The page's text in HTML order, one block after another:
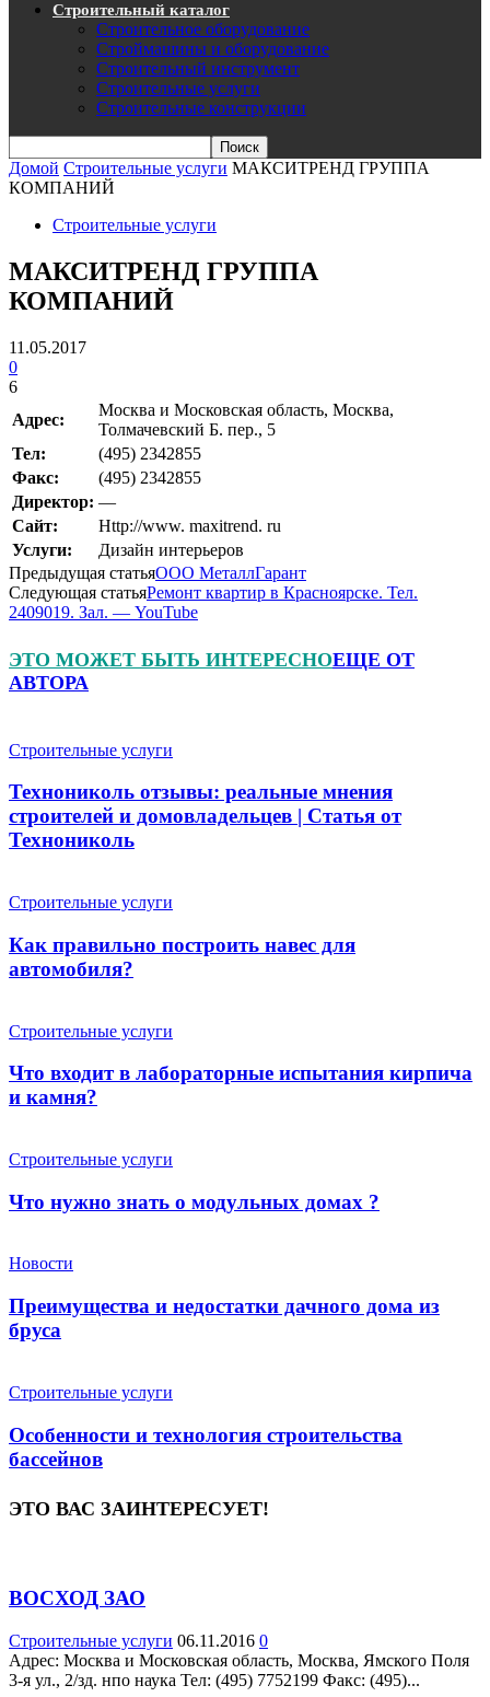
Строительный каталог
Строительное оборудование
Строймашины и оборудование
Строительный инструмент
Строительные услуги
Строительные конструкции
Домой Строительные услуги МАКСИТРЕНД ГРУППА
КОМПАНИЙ
Строительные услуги
МАКСИТРЕНД ГРУППА
КОМПАНИЙ
11.05.2017
0
6
Адрес:
Москва и Московская область, Москва,
Толмачевский Б. пер., 5
Teл:
(495) 2342855
Факс:
(495) 2342855
Директор: —
Сайт:
Http://www. maxitrend. ru
Услуги:
Дизайн интерьеров
Предыдущая статьяООО МеталлГарант
Следующая статьяРемонт квартир в Красноярске. Тел.
2409019. Зал. — YouTube
ЭТО МОЖЕТ БЫТЬ ИНТЕРЕСНОЕЩЕ ОТ
АВТОРА
Строительные услуги
Технониколь отзывы: реальные мнения
строителей и домовладельцев | Статья от
Технониколь
Строительные услуги
Как правильно построить навес для
автомобиля?
Строительные услуги
Что входит в лабораторные испытания кирпича
и камня?
Строительные услуги
Что нужно знать о модульных домах ?
Новости
Преимущества и недостатки дачного дома из
бруса
Строительные услуги
Особенности и технология строительства
бассейнов
ЭТО ВАС ЗАИНТЕРЕСУЕТ!
ВОСХОД ЗАО
Строительные услуги 06.11.2016 0
Адрес: Москва и Московская область, Москва, Ямского Поля
3-я ул., 2/зд. нпо наука Teл: (495) 7752199 Факс: (495)...